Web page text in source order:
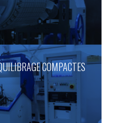
COMPACTES